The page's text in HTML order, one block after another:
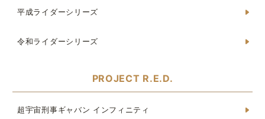
平成ライダーシリーズ
令和ライダーシリーズ
PROJECT R.E.D.
超宇宙刑事ギャバン インフィニティ